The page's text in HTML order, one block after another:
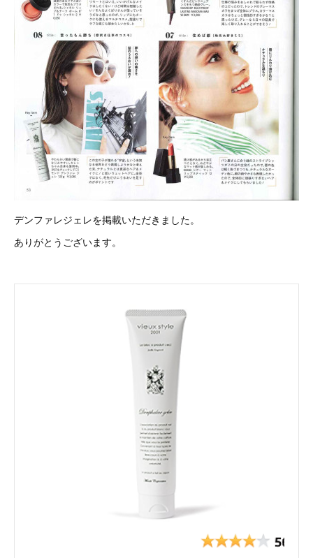
デンファレジェレを掲載いただきました。
ありがとうございます。